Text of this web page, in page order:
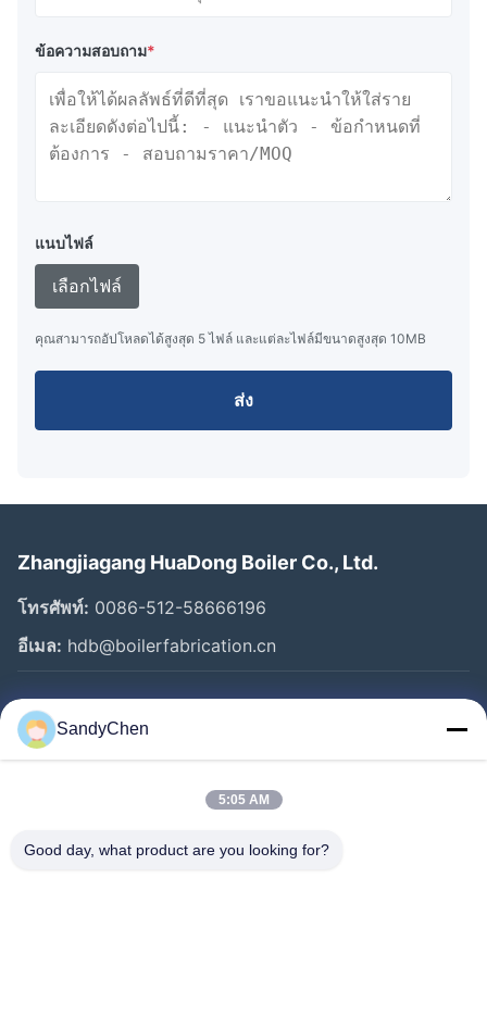
ข้อความสอบถาม*
แนบไฟล์
เลือกไฟล์
คุณสามารถอัปโหลดได้สูงสุด 5 ไฟล์ และแต่ละไฟล์มีขนาดสูงสุด 10MB
ส่ง
Zhangjiagang HuaDong Boiler Co., Ltd.
โทรศัพท์: 0086-512-58666196
อีเมล: hdb@boilerfabrication.cn
ลิงก์ด่วน
บ้าน
วิดีโอ
SandyChen
5:05 AM
Good day, what product are you looking for?